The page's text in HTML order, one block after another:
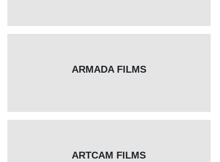
ARMADA FILMS
ARTCAM FILMS